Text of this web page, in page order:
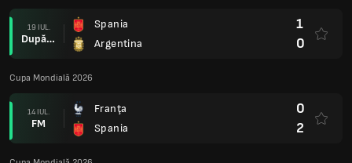
19 IUL.
După prel.
Spania
Argentina
1
0
Cupa Mondială 2026
14 IUL.
FM
Franţa
Spania
0
2